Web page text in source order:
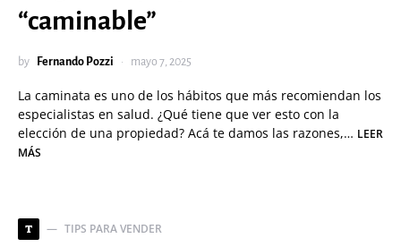
“caminable”
by Fernando Pozzi mayo 7, 2025
La caminata es uno de los hábitos que más recomiendan los
especialistas en salud. ¿Qué tiene que ver esto con la
elección de una propiedad? Acá te damos las razones,… LEER
MÁS
T TIPS PARA VENDER